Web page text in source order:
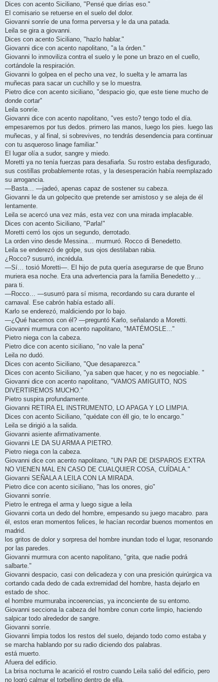
Dices con acento Siciliano, "Pensé que dirías eso."
El comisario se retuerse en el suelo del dolor.
Giovanni sonríe de una forma perversa y le da una patada.
Leila se gira a giovanni.
Dices con acento Siciliano, "hazlo hablar."
Giovanni dice con acento napolitano, "a la órden."
Giovanni lo inmoviliza contra el suelo y le pone un brazo en el cuello,
cortándole la respiración.
Giovanni lo golpea en el pecho una vez, lo suelta y le amarra las
muñecas para sacar un cuchillo y se lo muestra.
Pietro dice con acento siciliano, "despacio gio, que este tiene mucho de
donde cortar"
Leila sonríe.
Giovanni dice con acento napolitano, "ves esto? tengo todo el día.
empesaremos por tus dedos. primero las manos, luego los pies. luego las
muñecas, y al final, si sobrevives, no tendrás desendencia para continuar
con tu asqueroso linage familiar."
El lugar olía a sudor, sangre y miedo.
Moretti ya no tenía fuerzas para desafiarla. Su rostro estaba desfigurado,
sus costillas probablemente rotas, y la desesperación había reemplazado
su arrogancia.
—Basta… —jadeó, apenas capaz de sostener su cabeza.
Giovanni le da un golpecito que pretende ser amistoso y se aleja de él
lentamente.
Leila se acercó una vez más, esta vez con una mirada implacable.
Dices con acento Siciliano, "Parla!"
Moretti cerró los ojos un segundo, derrotado.
La orden vino desde Messina… murmuró. Rocco di Benedetto.
Leila se enderezó de golpe, sus ojos destilaban rabia.
¿Rocco? susurró, incrédula.
—Sí… tosió Moretti—. El hijo de puta quería asegurarse de que Bruno
muriera esa noche. Era una advertencia para la familia Benedetto y…
para ti.
—Rocco… —susurró para sí misma, recordando su cara durante el
carnaval. Ese cabrón había estado allí.
Karlo se enderezó, maldiciendo por lo bajo.
—¿Qué hacemos con él? —preguntó Karlo, señalando a Moretti.
Giovanni murmura con acento napolitano, "MATÉMOSLE..."
Pietro niega con la cabeza.
Pietro dice con acento siciliano, "no vale la pena"
Leila no dudó.
Dices con acento Siciliano, "Que desaparezca."
Dices con acento Siciliano, "ya saben que hacer, y no es negociable. "
Giovanni dice con acento napolitano, "VAMOS AMIGUITO, NOS
DIVERTIREMOS MUCHO."
Pietro suspira profundamente.
Giovanni RETIRA EL INSTRUMENTO, LO APAGA Y LO LIMPIA.
Dices con acento Siciliano, "quédate con éll gio, te lo encargo."
Leila se dirigió a la salida.
Giovanni asiente afirmativamente.
Giovanni LE DA SU ARMA A PIETRO.
Pietro niega con la cabeza.
Giovanni dice con acento napolitano, "UN PAR DE DISPAROS EXTRA
NO VIENEN MAL EN CASO DE CUALQUIER COSA, CUÍDALA."
Giovanni SEÑALA A LEILA CON LA MIRADA.
Pietro dice con acento siciliano, "has los onores, gio"
Giovanni sonríe.
Pietro le entrega el arma y luego sigue a leila
Giovanni corta un dedo del hombre, empesando su juego macabro. para
él, estos eran momentos felices, le hacían recordar buenos momentos en
madrid.
los gritos de dolor y sorpresa del hombre inundan todo el lugar, resonando
por las paredes.
Giovanni murmura con acento napolitano, "grita, que nadie podrá
salbarte."
Giovanni despacio, casi con delicadeza y con una presición quirúrgica va
cortando cada dedo de cada extremidad del hombre, hasta dejarlo en
estado de shoc.
el hombre murmuraba incoerencias, ya inconciente de su entorno.
Giovanni secciona la cabeza del hombre conun corte limpio, haciendo
salpicar todo alrededor de sangre.
Giovanni sonríe.
Giovanni limpia todos los restos del suelo, dejando todo como estaba y
se marcha hablando por su radio diciendo dos palabras.
está muerto.
Afuera del edificio.
La brisa nocturna le acarició el rostro cuando Leila salió del edificio, pero
no logró calmar el torbellino dentro de ella.